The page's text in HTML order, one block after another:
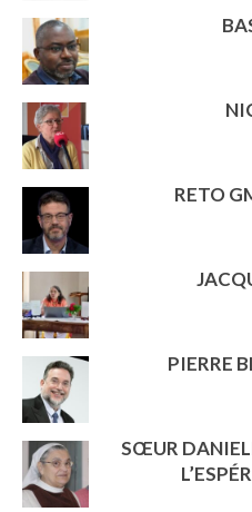
RETO
PIERRE
SŒUR